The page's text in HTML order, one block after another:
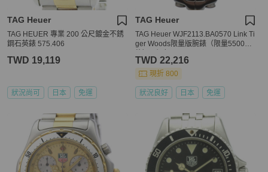
TAG Heuer
TAG HEUER 專業 200 公尺鍍金不銹
鋼石英錶 575.406
TWD 19,119
狀況尚可 日本 免運
TAG Heuer
TAG Heuer WJF2113.BA0570 Link Ti
ger Woods限量版腕錶（限量5500
TWD 22,216
現折 800
狀況良好 日本 免運